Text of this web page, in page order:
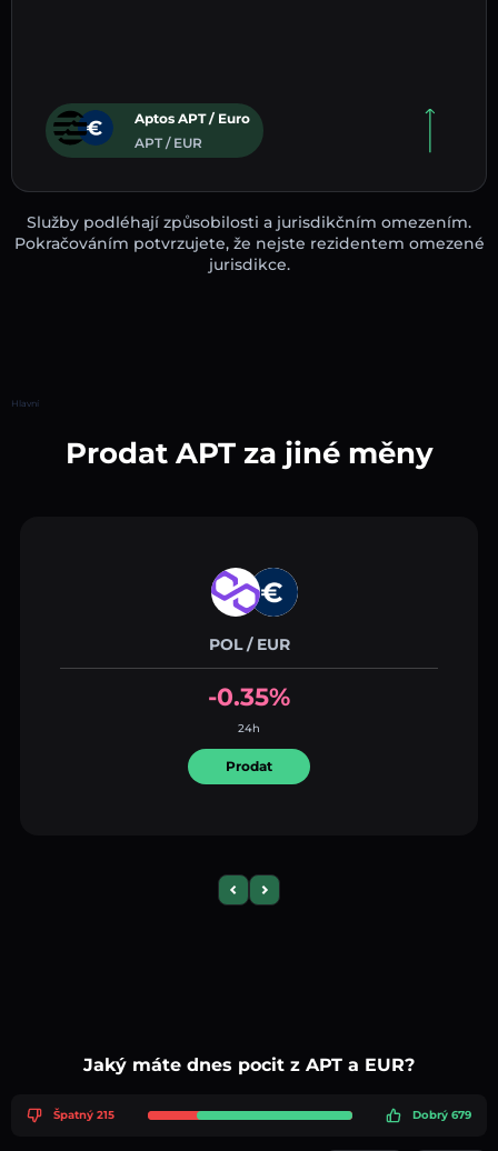
Aptos APT / Euro
APT / EUR
Služby podléhají způsobilosti a jurisdikčním omezením.
Pokračováním potvrzujete, že nejste rezidentem omezené
jurisdikce.
Hlavní
Prodat APT za jiné měny
POL / EUR
-0.35%
24h
Prodat
Previous slide
Next slide
Jaký máte dnes pocit z APT a EUR?
Špatný 215 Dobrý 679